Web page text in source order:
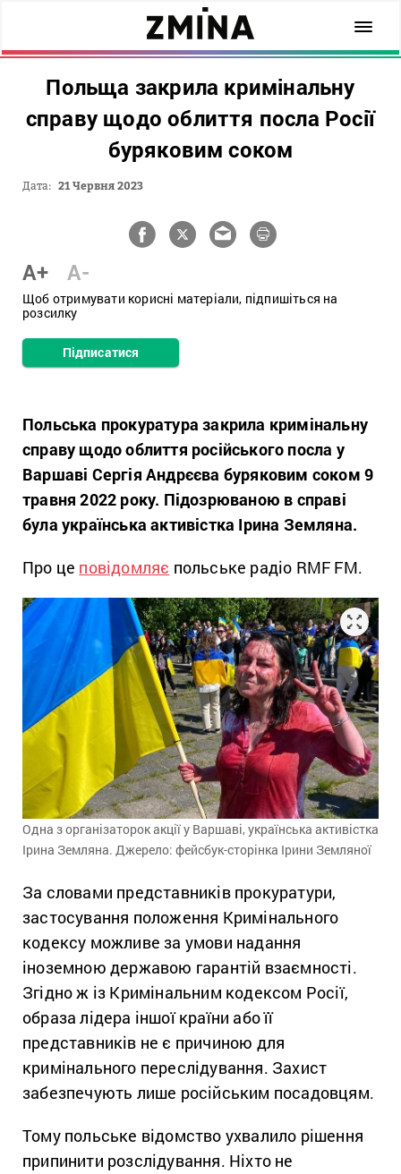
Польща закрила кримінальну
справу щодо облиття посла Росії
буряковим соком
Дата: 21 Червня 2023
A+ A-
Щоб отримувати корисні матеріали, підпишіться на
розсилку
Підписатися
Польська прокуратура закрила кримінальну
справу щодо облиття російського посла у
Варшаві Сергія Андрєєва буряковим соком 9
травня 2022 року. Підозрюваною в справі
була українська активістка Ірина Земляна.
Про це повідомляє польське радіо RMF FM.
Одна з організаторок акції у Варшаві, українська активістка
Ірина Земляна. Джерело: фейсбук-сторінка Ірини Земляної
За словами представників прокуратури,
застосування положення Кримінального
кодексу можливе за умови надання
іноземною державою гарантій взаємності.
Згідно ж із Кримінальним кодексом Росії,
образа лідера іншої країни або її
представників не є причиною для
кримінального переслідування. Захист
забезпечують лише російським посадовцям.
Тому польське відомство ухвалило рішення
припинити розслідування. Ніхто не